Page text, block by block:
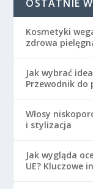
OSTATNIE
Kosmetyki
zdrowa
Jak wybrać
Przewodnik do
Włosy
i stylizacja
Jak wygląda
UE? Kluczowe